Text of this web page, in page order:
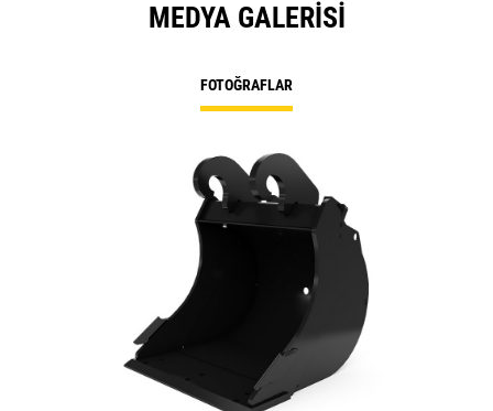
MEDYA GALERISI
FOTOĞRAFLAR